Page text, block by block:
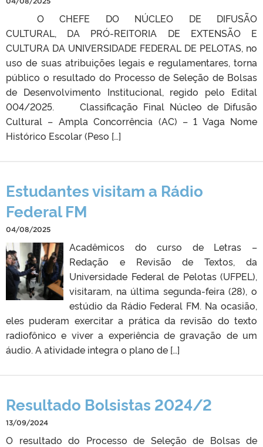
O CHEFE DO NÚCLEO DE DIFUSÃO
CULTURAL, DA PRÓ-REITORIA DE EXTENSÃO E
CULTURA DA UNIVERSIDADE FEDERAL DE PELOTAS, no
uso de suas atribuições legais e regulamentares, torna
público o resultado do Processo de Seleção de Bolsas
de Desenvolvimento Institucional, regido pelo Edital
004/2025. Classificação Final Núcleo de Difusão
Cultural – Ampla Concorrência (AC) – 1 Vaga Nome
Histórico Escolar (Peso […]
Estudantes visitam a Rádio
Federal FM
04/08/2025
Acadêmicos do curso de Letras –
Redação e Revisão de Textos, da
Universidade Federal de Pelotas (UFPEL),
visitaram, na última segunda-feira (28), o
estúdio da Rádio Federal FM. Na ocasião,
eles puderam exercitar a prática da revisão do texto
radiofônico e viver a experiência de gravação de um
áudio. A atividade integra o plano de […]
Resultado Bolsistas 2024/2
13/09/2024
O resultado do Processo de Seleção de Bolsas de